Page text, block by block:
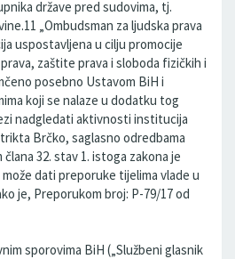
države pred sudovima, tj.
„Ombudsman za ljudska prava
uspostavljena u cilju promocije
zaštite prava i sloboda fizičkih i
posebno Ustavom BiH i
koji se nalaze u dodatku tog
nadgledati aktivnosti institucija
Brčko, saglasno odredbama
32. stav 1. istoga zakona je
dati preporuke tijelima vlade u
je, Preporukom broj: P-79/17 od
sporovima BiH („Službeni glasnik